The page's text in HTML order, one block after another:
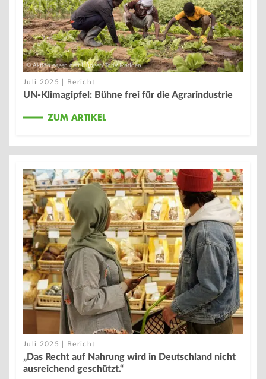
© Aktion gegen den Hunger/Toby Madden
Juli 2025 | Bericht
UN-Klimagipfel: Bühne frei für die Agrarindustrie
ZUM ARTIKEL
Juli 2025 | Bericht
„Das Recht auf Nahrung wird in Deutschland nicht
ausreichend geschützt.“